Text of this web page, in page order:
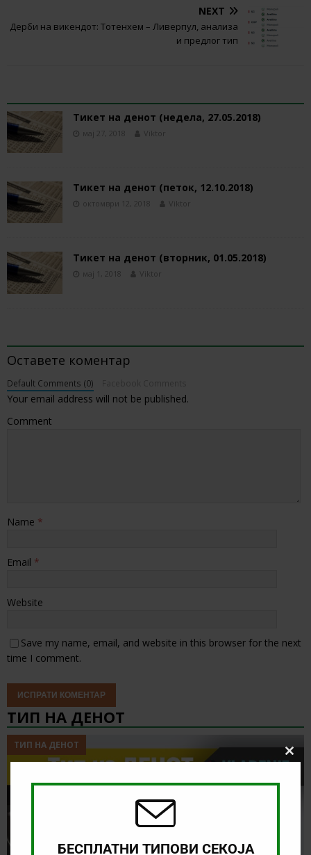
NEXT
Дерби на викендот: Тотенхем – Ливерпул, анализа
и предлог тип
Тикет на денот (недела, 27.05.2018)
мај 27, 2018 Viktor
Тикет на денот (петок, 12.10.2018)
октомври 12, 2018 Viktor
Тикет на денот (вторник, 01.05.2018)
мај 1, 2018 Viktor
Оставете коментар
Default Comments (0)
Your email address will not be published.
Comment
Name *
Email *
Website
Save my name, email, and website in this browser for the next
time I comment.
ТИП НА ДЕНОТ
ТИП НА ДЕНОТ
Close
БЕСПЛАТНИ ТИПОВИ СЕКОЈА